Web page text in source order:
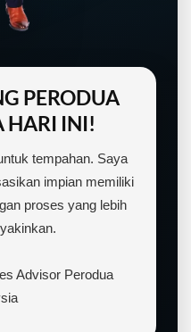
PERODUA
HARI INI!
tempahan. Saya
impian memiliki
proses yang lebih
Advisor Perodua